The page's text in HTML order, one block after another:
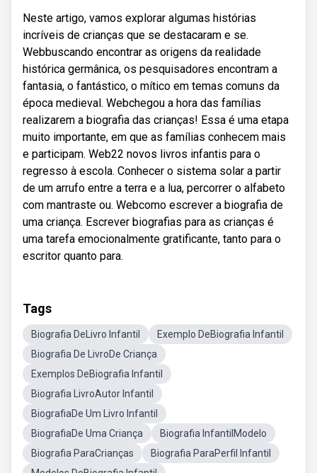
Neste artigo, vamos explorar algumas histórias
incríveis de crianças que se destacaram e se.
Webbuscando encontrar as origens da realidade
histórica germânica, os pesquisadores encontram a
fantasia, o fantástico, o mítico em temas comuns da
época medieval. Webchegou a hora das famílias
realizarem a biografia das crianças! Essa é uma etapa
muito importante, em que as famílias conhecem mais
e participam. Web22 novos livros infantis para o
regresso à escola. Conhecer o sistema solar a partir
de um arrufo entre a terra e a lua, percorrer o alfabeto
com mantraste ou. Webcomo escrever a biografia de
uma criança. Escrever biografias para as crianças é
uma tarefa emocionalmente gratificante, tanto para o
escritor quanto para.
Tags
Biografia DeLivro Infantil
Exemplo DeBiografia Infantil
Biografia De LivroDe Criança
Exemplos DeBiografia Infantil
Biografia LivroAutor Infantil
BiografiaDe Um Livro Infantil
BiografiaDe Uma Criança
Biografia InfantilModelo
Biografia ParaCrianças
Biografia ParaPerfil Infantil